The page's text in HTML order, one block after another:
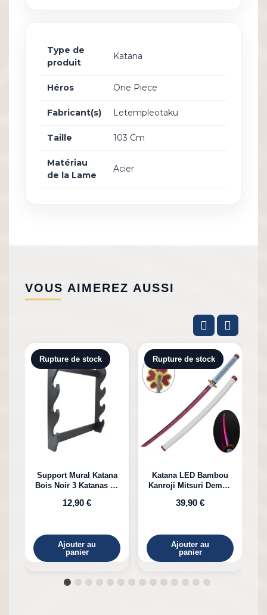
Type de
produit
Katana
Héros One Piece
Fabricant(s) Letempleotaku
Taille 103 Cm
Matériau
de la Lame
Acier
VOUS AIMEREZ AUSSI
Rupture de stock
Support Mural Katana
Bois Noir 3 Katanas en
12,90 €
Ajouter au
panier
Rupture de stock
Katana LED Bambou
Kanroji Mitsuri Demon
39,90 €
Ajouter au
panier